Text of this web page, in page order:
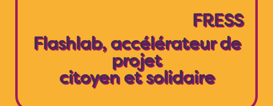
FRESS
Flashlab, accélérateur de
projet
citoyen et solidaire